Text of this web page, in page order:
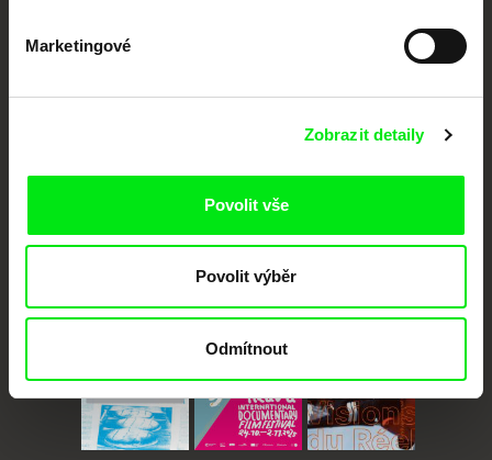
Marketingové
Zobrazit detaily
Povolit vše
Povolit výběr
Odmítnout
Against Gravity